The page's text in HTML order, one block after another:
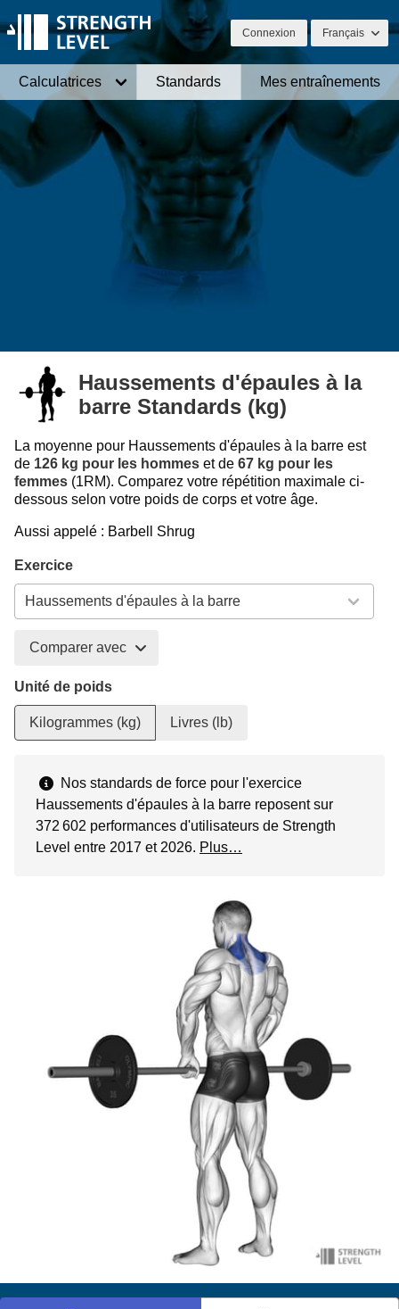
Connexion Français
Calculatrices Standards Mes entraînements
Haussements d'épaules à la
barre Standards (kg)
La moyenne pour Haussements d'épaules à la barre est
de 126 kg pour les hommes et de 67 kg pour les
femmes (1RM). Comparez votre répétition maximale ci-
dessous selon votre poids de corps et votre âge.
Aussi appelé : Barbell Shrug
Exercice
Comparer avec
Unité de poids
Kilogrammes (kg) Livres (lb)
Nos standards de force pour l'exercice
Haussements d'épaules à la barre reposent sur
372 602 performances d'utilisateurs de Strength
Level entre 2017 et 2026. Plus…